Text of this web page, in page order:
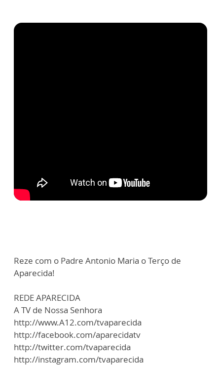
Reze com o Padre Antonio Maria o Terço de
Aparecida!
REDE APARECIDA
A TV de Nossa Senhora
http://www.A12.com/tvaparecida
http://facebook.com/aparecidatv
http://twitter.com/tvaparecida
http://instagram.com/tvaparecida